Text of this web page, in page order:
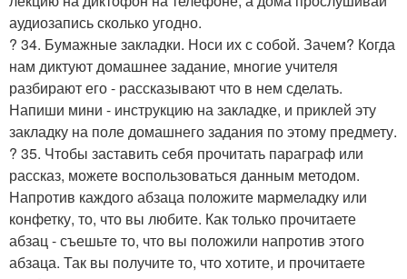
аудиозапись сколько угодно.
? 34. Бумажные закладки. Носи их с собой. Зачем? Когда
нам диктуют домашнее задание, многие учителя
разбирают его - рассказывают что в нем сделать.
Напиши мини - инструкцию на закладке, и приклей эту
закладку на поле домашнего задания по этому предмету.
? 35. Чтобы заставить себя прочитать параграф или
рассказ, можете воспользоваться данным методом.
Напротив каждого абзаца положите мармеладку или
конфетку, то, что вы любите. Как только прочитаете
абзац - съешьте то, что вы положили напротив этого
абзаца. Так вы получите то, что хотите, и прочитаете